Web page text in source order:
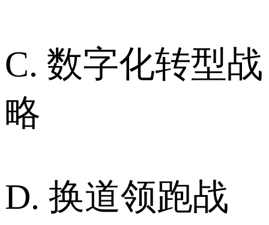
C. 数字化转型战
略
D. 换道领跑战